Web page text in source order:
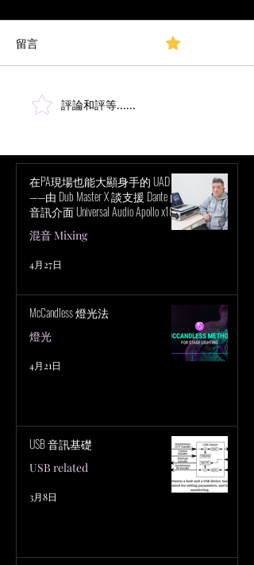
立體聲錄音技術與設置
留言
評論和評等......
在PA現場也能大顯身手的 UAD！
——由 Dub Master X 談支援 Dante 的
音訊介面 Universal Audio Apollo x16D
的魅力
混音 Mixing
4月27日
McCandless 燈光法
燈光
4月21日
USB 音訊基礎
USB related
3月8日